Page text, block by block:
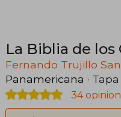
La Biblia de los
Fernando Trujillo
Panamericana ·
34